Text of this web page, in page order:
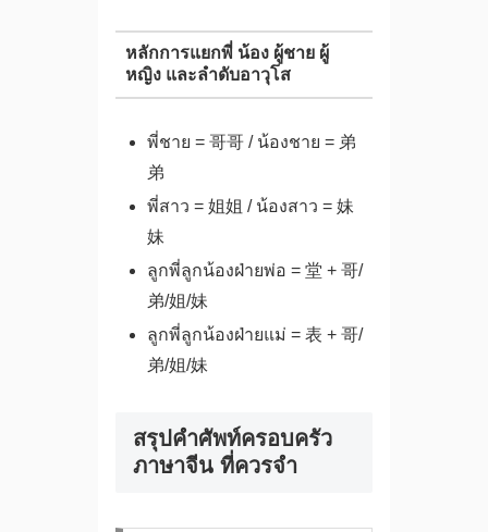
หลักการแยกพี่ น้อง ผู้ชาย ผู้
หญิง และลำดับอาวุโส
พี่ชาย = 哥哥 / น้องชาย = 弟
弟
พี่สาว = 姐姐 / น้องสาว = 妹
妹
ลูกพี่ลูกน้องฝ่ายพ่อ = 堂 + 哥/
弟/姐/妹
ลูกพี่ลูกน้องฝ่ายแม่ = 表 + 哥/
弟/姐/妹
สรุปคำศัพท์ครอบครัว
ภาษาจีน ที่ควรจำ